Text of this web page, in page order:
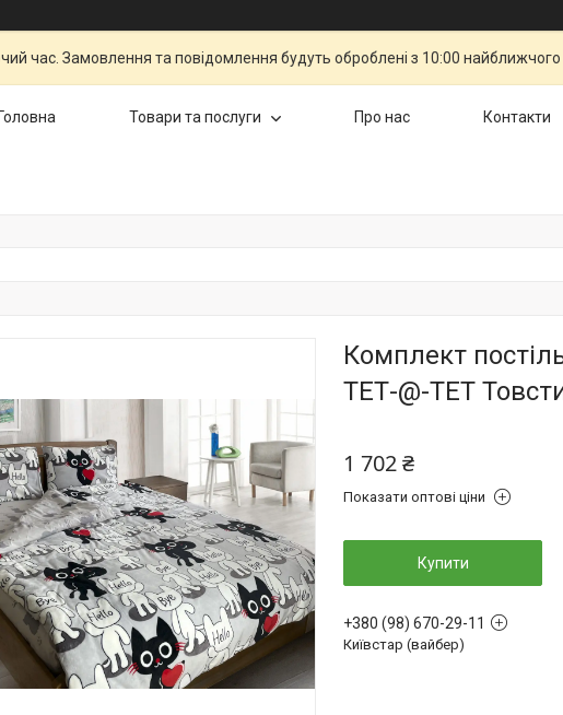
час. Замовлення та повідомлення будуть оброблені з 10:00 найближчого
Головна Товари та послуги Про нас Контакти
Комплект
ТЕТ-@-ТЕТ
1 702 ₴
Показати оптові ціни
Купити
+380 (98) 670-29-11
Київстар (вайбер)